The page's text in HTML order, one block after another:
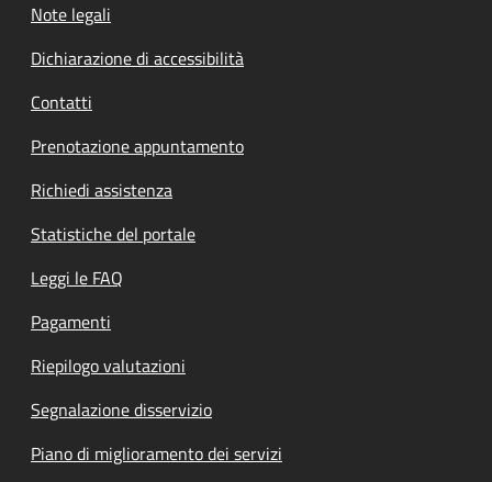
Note legali
Dichiarazione di accessibilità
Contatti
Prenotazione appuntamento
Richiedi assistenza
Statistiche del portale
Leggi le FAQ
Pagamenti
Riepilogo valutazioni
Segnalazione disservizio
Piano di miglioramento dei servizi